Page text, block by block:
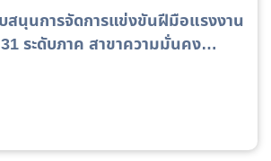
สนุนการจัดการแข่งขันฝีมือแรงงาน
ระดับภาค สาขาความมั่นคง
Security – ประเภททีม)